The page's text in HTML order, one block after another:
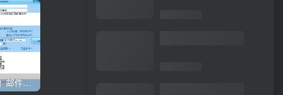
【QQ邮箱CK群发软件】邮件群发软件，CK群发，支持发送图片，支持发送html